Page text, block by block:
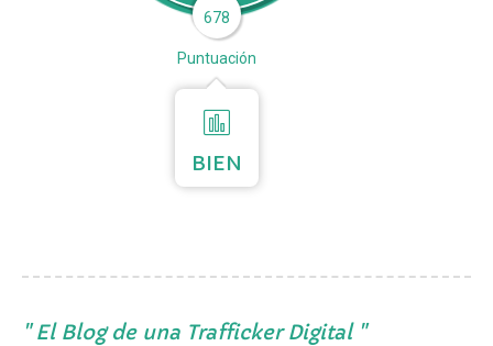
678
Puntuación
BIEN
El Blog de una Trafficker Digital